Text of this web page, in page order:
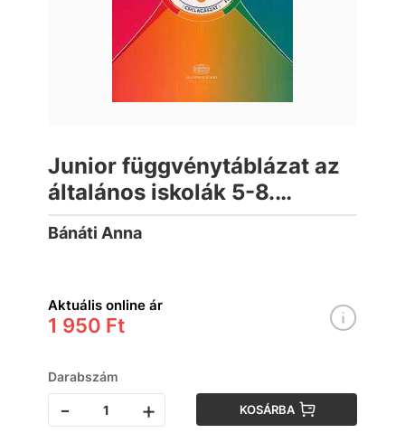
Junior függvénytáblázat az
általános iskolák 5-8.
évfolyama számára
Bánáti Anna
Aktuális online ár
1 950 Ft
Darabszám
- + KOSÁRBA